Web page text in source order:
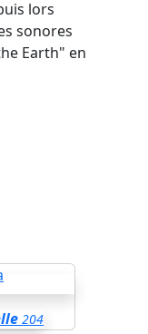
lors
sonores
Earth" en
204